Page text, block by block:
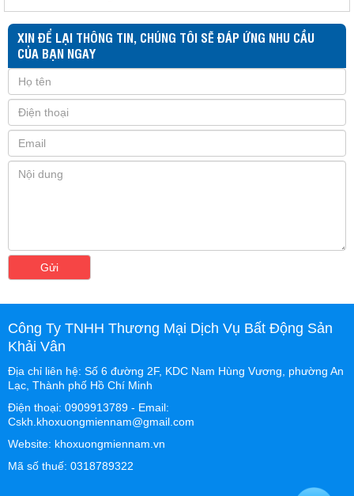
XIN ĐỂ LẠI THÔNG TIN, CHÚNG TÔI SẼ ĐÁP ỨNG NHU CẦU
CỦA BẠN NGAY
Gửi
Công Ty TNHH Thương Mại Dịch Vụ Bất Động Sản
Khải Vân
Địa chỉ liên hệ: Số 6 đường 2F, KDC Nam Hùng Vương, phường An
Lạc, Thành phố Hồ Chí Minh
Điện thoại: 0909913789 - Email:
Cskh.khoxuongmiennam@gmail.com
Website: khoxuongmiennam.vn
Mã số thuế: 0318789322